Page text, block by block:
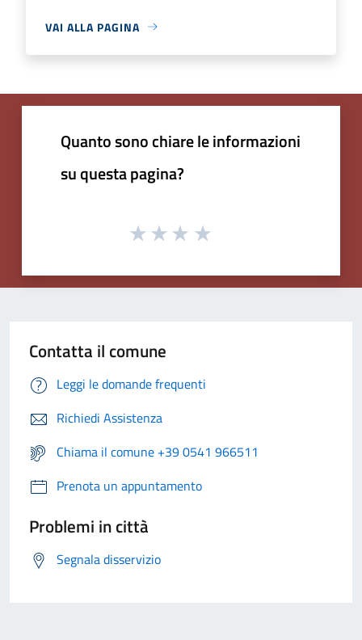
VAI ALLA PAGINA
Quanto sono chiare le informazioni
su questa pagina?
Contatta il comune
Leggi le domande frequenti
Richiedi Assistenza
Chiama il comune +39 0541 966511
Prenota un appuntamento
Problemi in città
Segnala disservizio